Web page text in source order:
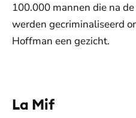
100.000 mannen die na
werden gecriminaliseerd
Hoffman een gezicht.
De weergave van
La Mif